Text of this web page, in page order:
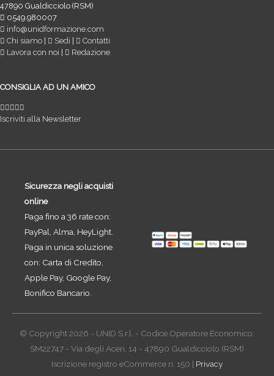
47890 Gualdicciolo (RSM)
0549.980007
info@unidformazione.com
Chi siamo
Sedi
Contatti
Lavora con noi
Redazione
CONSIGLIA AD UN AMICO
Iscriviti alla Newsletter
Sicurezza negli acquisti
online
Paga fino a 36 rate con:
PayPal, Alma, HeyLight.
Paga in unica soluzione
con: Carta di Credito,
Apple Pay, Google Pay,
Bonifico Bancario.
© Copyright 2026 - UNID S.r.l. - Codice Operatore Economico:
SM22747 - Via degli Aceri, 14 - 47890 Gualdicciolo (RSM)
Iscrizione registro eCommerce n. 150 | Privacy